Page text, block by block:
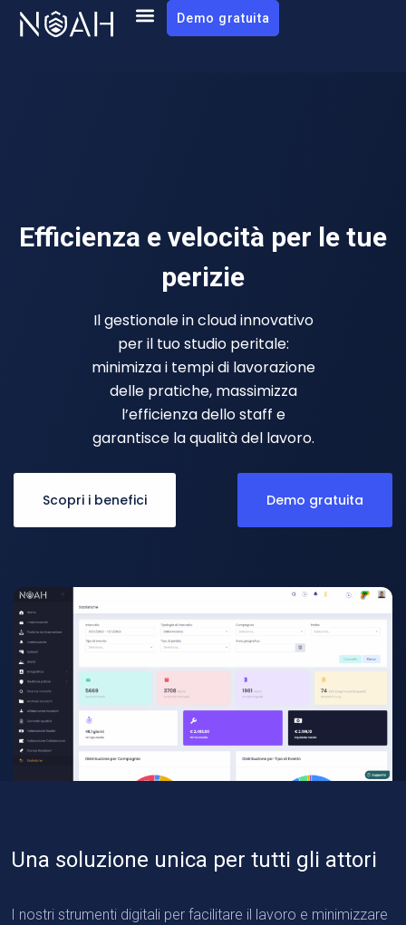
Demo gratuita
Efficienza e velocità per le tue
perizie
Il gestionale in cloud innovativo
per il tuo studio peritale:
minimizza i tempi di lavorazione
delle pratiche, massimizza
l’efficienza dello staff e
garantisce la qualità del lavoro.
Scopri i benefici Demo gratuita
Una soluzione unica per tutti gli attori
I nostri strumenti digitali per facilitare il lavoro e minimizzare